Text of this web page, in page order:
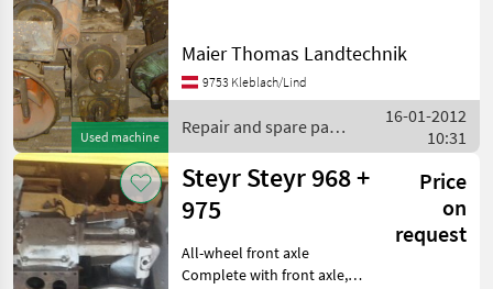
Used machine
Maier Thomas Landtechnik
9753 Kleblach/Lind
Repair and spare parts
/ Steyr
16-01-2012
10:31
Steyr Steyr 968 +
975
Price
on
request
All-wheel front axle
Complete with front axle,